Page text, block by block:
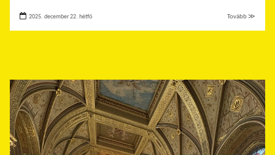
2025. december 22. hétfő Tovább ≫